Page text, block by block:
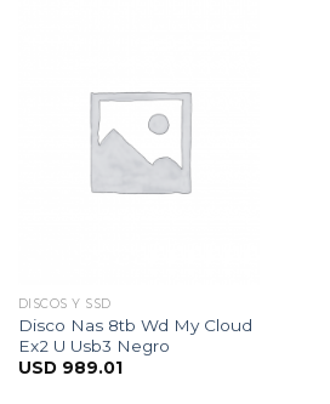
DISCOS Y SSD
Disco Nas 8tb Wd My Cloud
Ex2 U Usb3 Negro
USD 989.01